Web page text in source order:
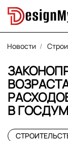
Новости
В